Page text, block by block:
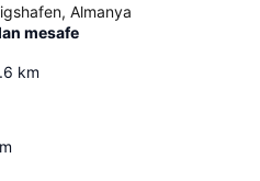
Almanya
mesafe
km